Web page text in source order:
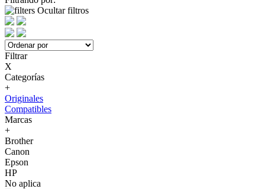
Ocultar filtros
Filtrar
X
Categorías
+
Originales
Compatibles
Marcas
+
Brother
Canon
Epson
HP
No aplica